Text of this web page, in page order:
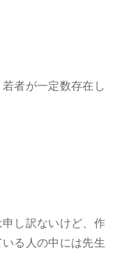
者が一定数存在し
し訳ないけど、作
る人の中には先生